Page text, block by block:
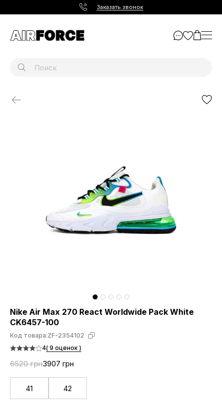
Заказать звонок
Nike Air Max 270 React Worldwide Pack White
CK6457-100
Код товара:ZF-2354102
4( 9 оценок )
6520 грн3907 грн
41 42